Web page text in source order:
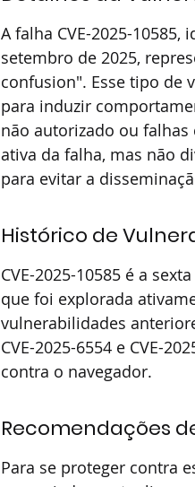
A falha CVE-2025-
setembro de 2025,
confusion". Esse tipo de
para induzir
não autorizado ou
ativa da falha, mas não
para evitar a
Histórico de
CVE-2025-10585 é a
que foi explorada
vulnerabilidades
CVE-2025-6554 e CVE-
contra o navegador.
Recomendações
Para se proteger contra